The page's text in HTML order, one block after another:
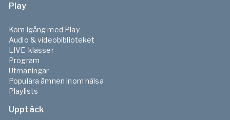
Play
Kom igång med Play
Audio & videobiblioteket
LIVE-klasser
Program
Utmaningar
Populära ämnen inom hälsa
Playlists
Upptäck